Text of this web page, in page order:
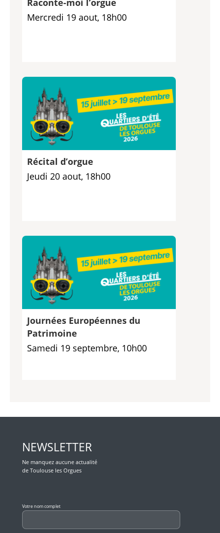
Raconte-moi l’orgue
Mercredi 19 aout, 18h00
Récital d’orgue
Jeudi 20 aout, 18h00
Journées Européennes du
Patrimoine
Samedi 19 septembre, 10h00
NEWSLETTER
Ne manquez aucune actualité
de Toulouse les Orgues
Votre nom complet